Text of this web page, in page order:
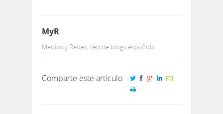
MyR
Medios y Redes, red de blogs española
Comparte este artículo